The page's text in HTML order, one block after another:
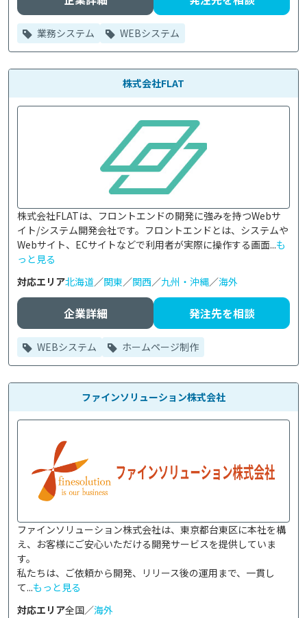
業務システム WEBシステム
株式会社FLAT
株式会社FLATは、フロントエンドの開発に強みを持つWebサ
イト/システム開発会社です。フロントエンドとは、システムや
Webサイト、ECサイトなどで利用者が実際に操作する画面...も
っと見る
対応エリア北海道／関東／関西／九州・沖縄／海外
企業詳細 発注先を相談
WEBシステム ホームページ制作
ファインソリューション株式会社
ファインソリューション株式会社は、東京都台東区に本社を構
え、お客様にご安心いただける開発サービスを提供していま
す。
私たちは、ご依頼から開発、リリース後の運用まで、一貫し
て...もっと見る
対応エリア全国／海外